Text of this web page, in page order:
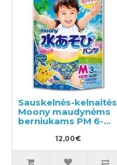
Sauskelnės-kelnaitės
Moony maudynėms
berniukams PM 6-
12,00€